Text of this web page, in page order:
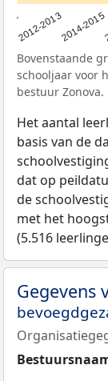
2012-20132014-2015
Bovenstaande
schooljaar voor
bestuur Zonova.
Het aantal
basis van de
dat op
de
met het
(5.516
Gegevens